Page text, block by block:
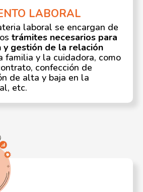
LABORAL
laboral se encargan de
trámites necesarios para
y gestión de la relación
familia y la cuidadora, como
confección de
de alta y baja en la
etc.